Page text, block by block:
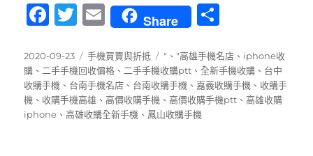
F
c
e
b
o
T
it
te
r
E
m
ai
l
Share
發
佈
日
期:
2020-09-23
分
類
手機買賣與折抵
標
籤
" 、 "高雄手機名店 、 iphone收
購 、 二手手機回收價格 、 二手手機收購ptt 、全新手機收購 、 台中
收購手機 、 台南手機名店 、 台南收購手機 、 嘉義收購手機 、 收購手
機 、 收購手機高雄 、高價收購手機 、高價收購手機ptt 、高雄收購
iphone 、高雄收購全新手機 、 鳳山收購手機